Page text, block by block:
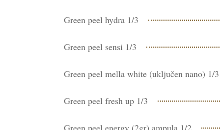
Green peel hydra 1/3
Green peel sensi 1/3
Green peel mella white (uključen nano) 1/3
Green peel fresh up 1/3
Green peel energy (2gr) ampula 1/2